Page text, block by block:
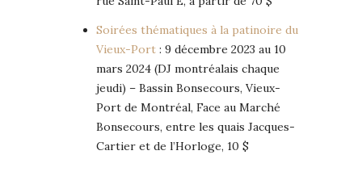
Soirées thématiques à la patinoire du
Vieux-Port : 9 décembre 2023 au 10
mars 2024 (DJ montréalais chaque
jeudi) – Bassin Bonsecours, Vieux-
Port de Montréal, Face au Marché
Bonsecours, entre les quais Jacques-
Cartier et de l’Horloge, 10 $